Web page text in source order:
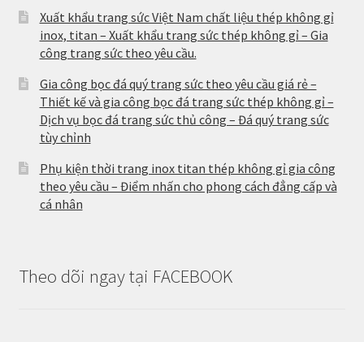
Xuất khẩu trang sức Việt Nam chất liệu thép không gỉ
inox, titan – Xuất khẩu trang sức thép không gỉ – Gia
công trang sức theo yêu cầu.
Gia công bọc đá quý trang sức theo yêu cầu giá rẻ –
Thiết kế và gia công bọc đá trang sức thép không gỉ –
Dịch vụ bọc đá trang sức thủ công – Đá quý trang sức
tùy chỉnh
Phụ kiện thời trang inox titan thép không gỉ gia công
theo yêu cầu – Điểm nhấn cho phong cách đẳng cấp và
cá nhân
Theo dõi ngay tại FACEBOOK